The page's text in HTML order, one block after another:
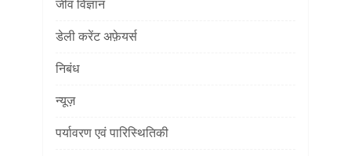
जीव विज्ञान
डेली करेंट अफ़ेयर्स
निबंध
न्यूज़
पर्यावरण एवं पारिस्थितिकी